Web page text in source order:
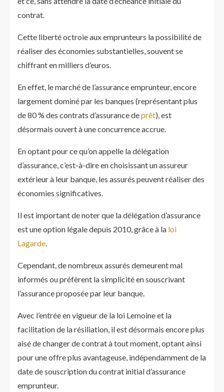
contrat.
Cette liberté octroie aux emprunteurs la possibilité de
réaliser des économies substantielles, souvent se
chiffrant en milliers d’euros.
En effet, le marché de l’assurance emprunteur, encore
largement dominé par les banques (représentant plus
de 80 % des contrats d’assurance deprêt), est
désormais ouvert à une concurrence accrue.
En optant pour ce qu’on appelle la délégation
d’assurance, c’est-à-dire en choisissant un assureur
extérieur à leur banque, les assurés peuvent réaliser des
économies significatives.
Il est important de noter que la délégation d’assurance
est une option légale depuis 2010, grâce à la loi
Lagarde.
Cependant, de nombreux assurés demeurent mal
informés ou préfèrent la simplicité en souscrivant
l’assurance proposée par leur banque.
Avec l’entrée en vigueur de la loi Lemoine et la
facilitation de la résiliation, il est désormais encore plus
aisé de changer de contrat à tout moment, optant ainsi
pour une offre plus avantageuse, indépendamment de la
date de souscription du contrat initial d’assurance
emprunteur.